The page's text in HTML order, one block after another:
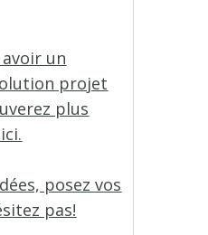
un
projet
plus
posez vos
pas!